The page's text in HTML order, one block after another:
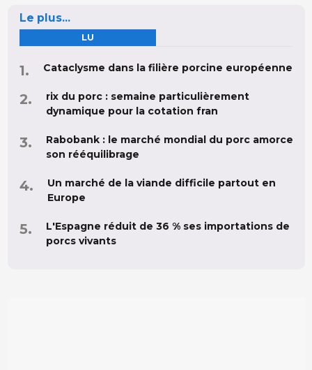
Le plus...
LU
Cataclysme dans la filière porcine européenne
rix du porc : semaine particulièrement
dynamique pour la cotation fran
Rabobank : le marché mondial du porc amorce
son rééquilibrage
Un marché de la viande difficile partout en
Europe
L'Espagne réduit de 36 % ses importations de
porcs vivants